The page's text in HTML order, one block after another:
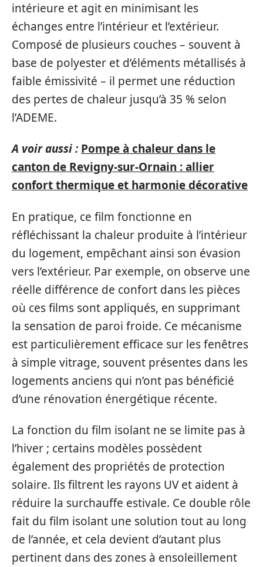
intérieure et agit en minimisant les
échanges entre l’intérieur et l’extérieur.
Composé de plusieurs couches – souvent à
base de polyester et d’éléments métallisés à
faible émissivité – il permet une réduction
des pertes de chaleur jusqu’à 35 % selon
l’ADEME.
A voir aussi : Pompe à chaleur dans le
canton de Revigny-sur-Ornain : allier
confort thermique et harmonie décorative
En pratique, ce film fonctionne en
réfléchissant la chaleur produite à l’intérieur
du logement, empêchant ainsi son évasion
vers l’extérieur. Par exemple, on observe une
réelle différence de confort dans les pièces
où ces films sont appliqués, en supprimant
la sensation de paroi froide. Ce mécanisme
est particulièrement efficace sur les fenêtres
à simple vitrage, souvent présentes dans les
logements anciens qui n’ont pas bénéficié
d’une rénovation énergétique récente.
La fonction du film isolant ne se limite pas à
l’hiver ; certains modèles possèdent
également des propriétés de protection
solaire. Ils filtrent les rayons UV et aident à
réduire la surchauffe estivale. Ce double rôle
fait du film isolant une solution tout au long
de l’année, et cela devient d’autant plus
pertinent dans des zones à ensoleillement